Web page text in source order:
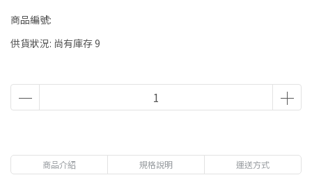
商品編號:
供貨狀況: 尚有庫存 9
商品介紹 規格說明 運送方式